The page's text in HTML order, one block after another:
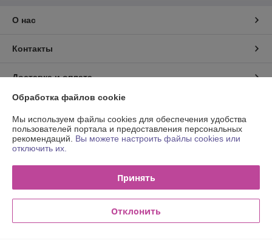
О нас
Контакты
Доставка и оплата
Полная версия сайта
Сайт создан на платформе Deal.by
Обработка файлов cookie
Мы используем файлы cookies для обеспечения удобства
пользователей портала и предоставления персональных
рекомендаций. Вы можете настроить файлы cookies или
отключить их.
Принять
Отклонить